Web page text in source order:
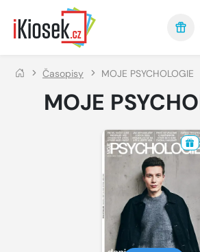
Přejít na hlavní obsah
Časopisy MOJE PSYCHOLOGIE
MOJE